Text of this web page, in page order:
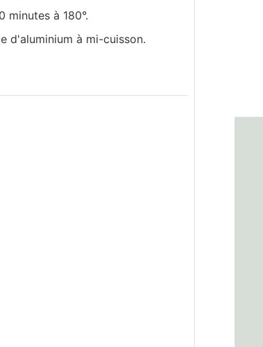
minutes à 180°.
d'aluminium à mi-cuisson.